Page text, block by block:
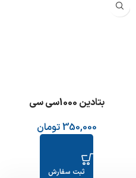
بتادین 1000سی سی
350,000تومان
ثبت سفارش